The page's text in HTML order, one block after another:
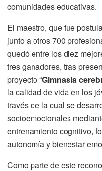
comunidades educativas.
El maestro, que fue
junto a otros 700
quedó entre los diez
tres ganadores, tras
proyecto “Gimnasia
la calidad de vida en los
través de la cual se
socioemocionales
entrenamiento cognitivo,
autonomía y bienestar
Como parte de este